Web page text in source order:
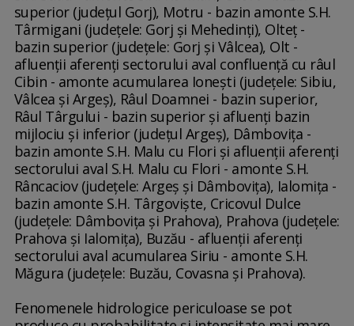
superior (judeţul Gorj), Motru - bazin amonte S.H.
Târmigani (judeţele: Gorj şi Mehedinţi), Olteţ -
bazin superior (judeţele: Gorj şi Vâlcea), Olt -
afluenţii aferenţi sectorului aval confluenţă cu râul
Cibin - amonte acumularea Ioneşti (judeţele: Sibiu,
Vâlcea şi Argeş), Râul Doamnei - bazin superior,
Râul Târgului - bazin superior şi afluenţi bazin
mijlociu şi inferior (judeţul Argeş), Dâmboviţa -
bazin amonte S.H. Malu cu Flori şi afluenţii aferenţi
sectorului aval S.H. Malu cu Flori - amonte S.H.
Râncaciov (judeţele: Argeş şi Dâmboviţa), Ialomiţa -
bazin amonte S.H. Târgovişte, Cricovul Dulce
(judeţele: Dâmboviţa şi Prahova), Prahova (judeţele:
Prahova şi Ialomiţa), Buzău - afluenţii aferenţi
sectorului aval acumularea Siriu - amonte S.H.
Măgura (judeţele: Buzău, Covasna şi Prahova).
Fenomenele hidrologice periculoase se pot